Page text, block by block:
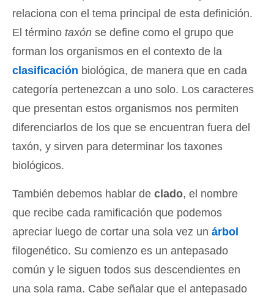
relaciona con el tema principal de esta definición.
El término taxón se define como el grupo que
forman los organismos en el contexto de la
clasificación biológica, de manera que en cada
categoría pertenezcan a uno solo. Los caracteres
que presentan estos organismos nos permiten
diferenciarlos de los que se encuentran fuera del
taxón, y sirven para determinar los taxones
biológicos.
También debemos hablar de clado, el nombre
que recibe cada ramificación que podemos
apreciar luego de cortar una sola vez un árbol
filogenético. Su comienzo es un antepasado
común y le siguen todos sus descendientes en
una sola rama. Cabe señalar que el antepasado